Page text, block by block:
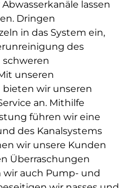
lassen
Dringen
in das System ein,
des
schweren
unseren
wir unseren
an. Mithilfe
führen wir eine
des Kanalsystems
wir unsere Kunden
Überraschungen
auch Pump- und